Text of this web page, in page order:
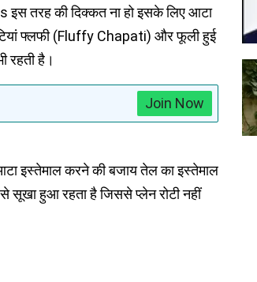
तरह की दिक्कत ना हो इसके लिए आटा
फ्लफी (Fluffy Chapati) और फूली हुई
रहती है।
Join Now
इस्तेमाल करने की बजाय तेल का इस्तेमाल
हुआ रहता है जिससे प्लेन रोटी नहीं